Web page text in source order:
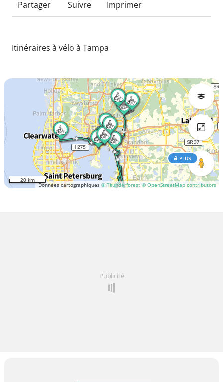
Partager Suivre Imprimer
Itinéraires à vélo à Tampa
Données cartographiques © Thunderforest © OpenStreetMap contributors
PLUS
20 km
Publicité